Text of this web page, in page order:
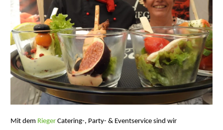
Mit dem Rieger Catering-, Party- & Eventservice sind wir